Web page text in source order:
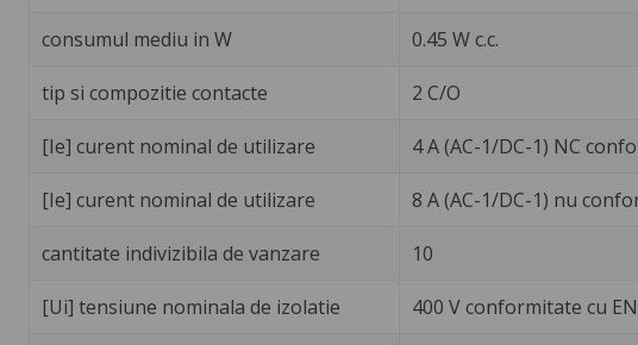
consumul mediu in W 0.45 W c.c.
tip si compozitie contacte 2 C/O
[Ie] curent nominal de utilizare 4 A (AC-1/DC-1) NC
[Ie] curent nominal de utilizare 8 A (AC-1/DC-1) nu
cantitate indivizibila de vanzare 10
[Ui] tensiune nominala de izolatie 400 V conformitate cu